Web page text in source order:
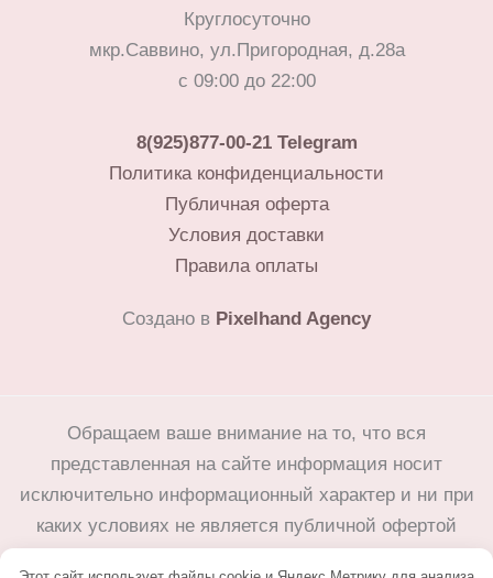
Круглосуточно
мкр.Саввино, ул.Пригородная, д.28а
с 09:00 до 22:00
8(925)877-00-21 Telegram
Политика конфиденциальности
Публичная оферта
Условия доставки
Правила оплаты
Создано в Pixelhand Agency
Обращаем ваше внимание на то, что вся
представленная на сайте информация носит
исключительно информационный характер и ни при
каких условиях не является публичной офертой